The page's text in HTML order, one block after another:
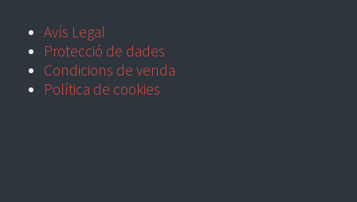
Avís Legal
Protecció de dades
Condicions de venda
Política de cookies